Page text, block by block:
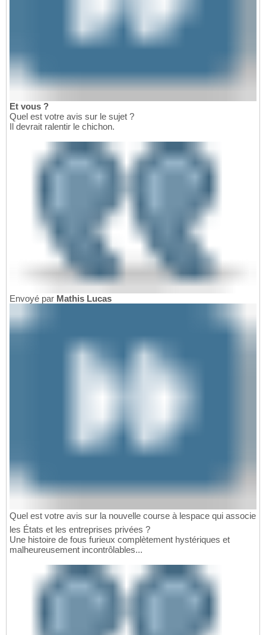
Et vous ?
Quel est votre avis sur le sujet ?
Il devrait ralentir le chichon.
Envoyé par Mathis Lucas
Quel est votre avis sur la nouvelle course à lespace qui associe
les États et les entreprises privées ?
Une histoire de fous furieux complètement hystériques et
malheureusement incontrôlables...